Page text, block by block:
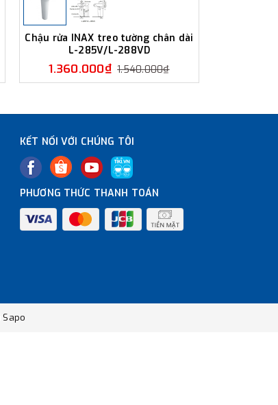
Chậu rửa INAX treo tường chân dài
L-285V/L-288VD
1.360.000₫ 1.540.000₫
KẾT NỐI VỚI CHÚNG TÔI
PHƯƠNG THỨC THANH TOÁN
Sapo